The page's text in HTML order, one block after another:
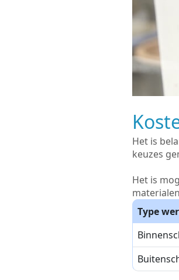
Het is
keuzes
Het is
Type